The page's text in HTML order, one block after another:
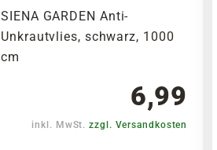
SIENA GARDEN Anti-
Unkrautvlies, schwarz, 1000
cm
6,99
inkl. MwSt.zzgl. Versandkosten